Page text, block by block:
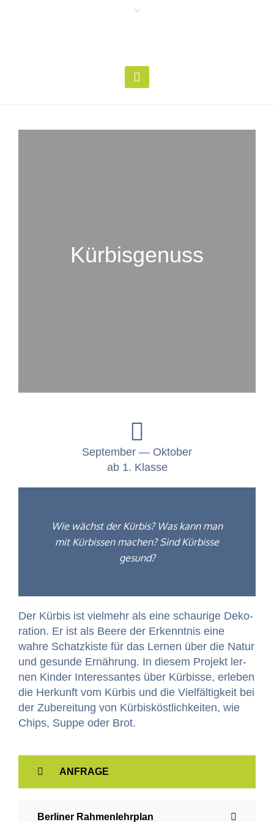
Kür­bis­genuss
Sep­tem­ber — Oktober
ab 1. Klasse
Wie wächst der Kür­bis? Was kann man
mit Kür­bis­sen machen? Sind Kür­bisse
gesund?
Der Kür­bis ist vielmehr als eine schau­rige Deko­
ra­tion. Er ist als Beere der Erken­nt­nis eine
wahre Schatzk­iste für das Ler­nen über die Natur
und gesunde Ernährung. In diesem Pro­jekt ler­
nen Kinder Inter­es­santes über Kür­bisse, erleben
die Herkun­ft vom Kür­bis und die Vielfältigkeit bei
der Zubere­itung von Kür­bisköstlichkeit­en, wie
Chips, Suppe oder Brot.
ANFRAGE
Berlin­er Rahmenlehrplan